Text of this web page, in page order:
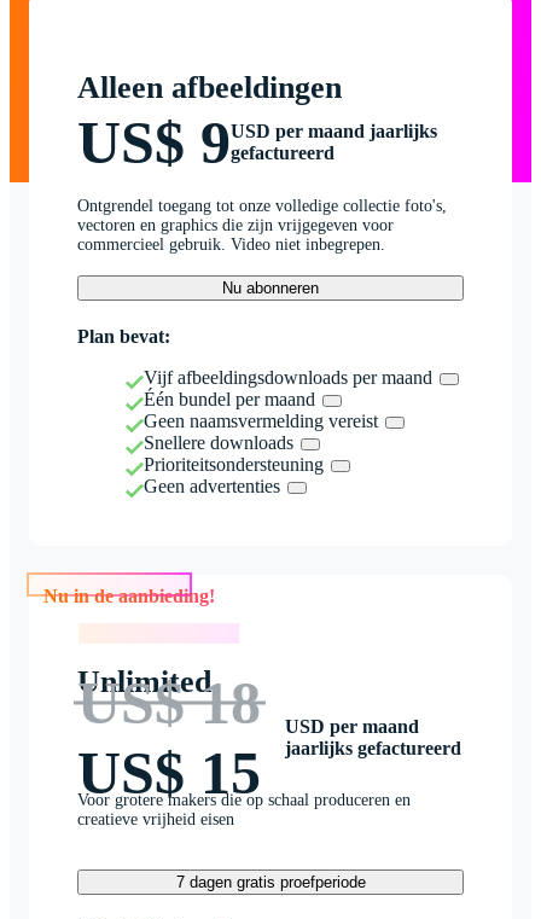
Alleen afbeeldingen
US$ 9USD per maand jaarlijks
gefactureerd
Ontgrendel toegang tot onze volledige collectie foto's,
vectoren en graphics die zijn vrijgegeven voor
commercieel gebruik. Video niet inbegrepen.
Nu abonneren
Plan bevat:
Vijf afbeeldingsdownloads per maand
Één bundel per maand
Geen naamsvermelding vereist
Snellere downloads
Prioriteitsondersteuning
Geen advertenties
Nu in de aanbieding!
Unlimited
US$ 18
US$ 15
USD per maand
jaarlijks gefactureerd
Voor grotere makers die op schaal produceren en
creatieve vrijheid eisen
7 dagen gratis proefperiode